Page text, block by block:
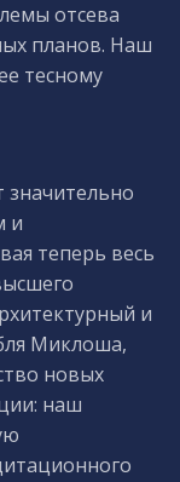
отсева
планов. Наш
тесному
значительно
и
теперь весь
и
Миклоша,
новых
наш